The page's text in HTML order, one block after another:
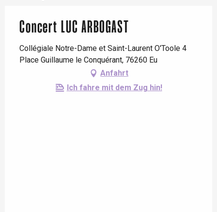
Concert LUC ARBOGAST
Collégiale Notre-Dame et Saint-Laurent O'Toole 4
Place Guillaume le Conquérant, 76260 Eu
Anfahrt
Ich fahre mit dem Zug hin!